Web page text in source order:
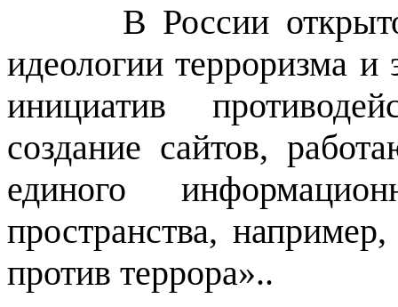
В России
идеологии терроризма
инициатив
создание сайтов,
единого
пространства,
против террора»..